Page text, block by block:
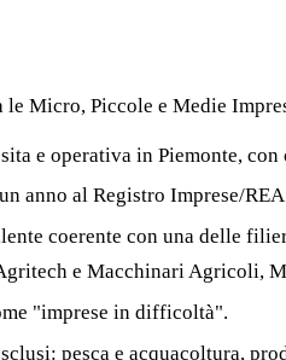
le Micro, Piccole e Medie
e operativa in Piemonte,
anno al Registro Imprese/
coerente con una delle
e Macchinari Agricoli,
"imprese in difficoltà".
pesca e acquacoltura,